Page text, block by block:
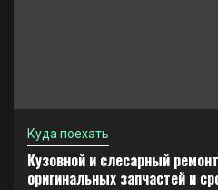
Куда поехать
Кузовной и слесарный
оригинальных запчастей и